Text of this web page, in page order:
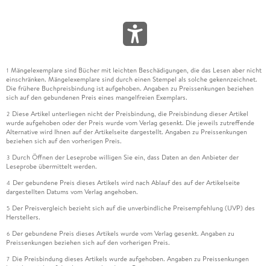
1 Mängelexemplare sind Bücher mit leichten Beschädigungen, die das Lesen aber nicht
einschränken. Mängelexemplare sind durch einen Stempel als solche gekennzeichnet.
Die frühere Buchpreisbindung ist aufgehoben. Angaben zu Preissenkungen beziehen
sich auf den gebundenen Preis eines mangelfreien Exemplars.
2 Diese Artikel unterliegen nicht der Preisbindung, die Preisbindung dieser Artikel
wurde aufgehoben oder der Preis wurde vom Verlag gesenkt. Die jeweils zutreffende
Alternative wird Ihnen auf der Artikelseite dargestellt. Angaben zu Preissenkungen
beziehen sich auf den vorherigen Preis.
3 Durch Öffnen der Leseprobe willigen Sie ein, dass Daten an den Anbieter der
Leseprobe übermittelt werden.
4 Der gebundene Preis dieses Artikels wird nach Ablauf des auf der Artikelseite
dargestellten Datums vom Verlag angehoben.
5 Der Preisvergleich bezieht sich auf die unverbindliche Preisempfehlung (UVP) des
Herstellers.
6 Der gebundene Preis dieses Artikels wurde vom Verlag gesenkt. Angaben zu
Preissenkungen beziehen sich auf den vorherigen Preis.
7 Die Preisbindung dieses Artikels wurde aufgehoben. Angaben zu Preissenkungen